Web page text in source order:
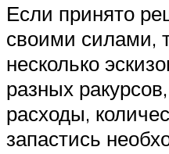
Если принято
своими силами,
несколько
разных
расходы,
запастись